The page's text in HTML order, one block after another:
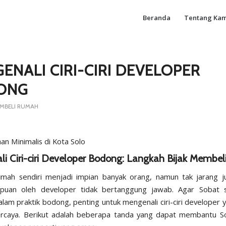
Beranda Tentang
CIRI-CIRI DEVELOPER
RUMAH
Ciri-ciri Developer Bodong: Langkah Bijak
sendiri menjadi impian banyak orang, namun tak jarang
oleh developer tidak bertanggung jawab. Agar Sobat
praktik bodong, penting untuk mengenali ciri-ciri developer
Berikut adalah beberapa tanda yang dapat membantu